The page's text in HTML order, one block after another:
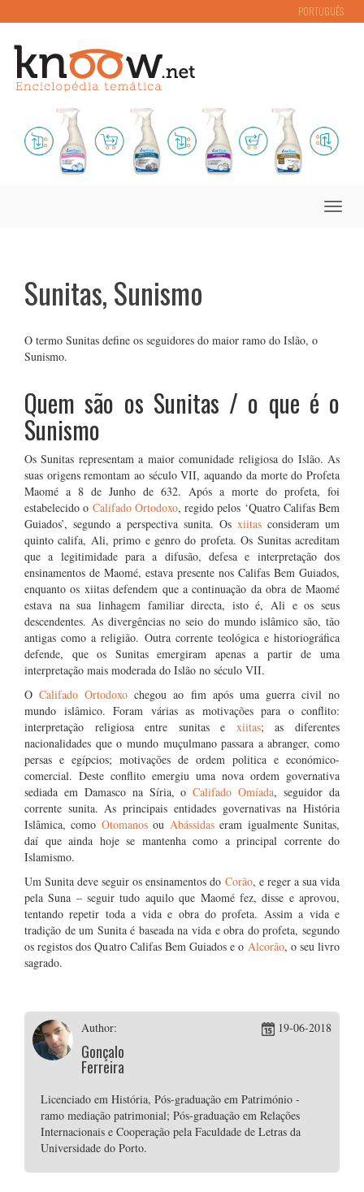
PORTUGUÊS
Toggle
Sunitas, Sunismo
O termo Sunitas define os seguidores do maior ramo do Islão, o
Sunismo.
Quem são os Sunitas / o que é o
Sunismo
Os Sunitas representam a maior comunidade religiosa do Islão. As
suas origens remontam ao século VII, aquando da morte do Profeta
Maomé a 8 de Junho de 632. Após a morte do profeta, foi
estabelecido o Califado Ortodoxo, regido pelos ‘Quatro Califas Bem
Guiados’, segundo a perspectiva sunita. Os xiitas consideram um
quinto califa, Ali, primo e genro do profeta. Os Sunitas acreditam
que a legitimidade para a difusão, defesa e interpretação dos
ensinamentos de Maomé, estava presente nos Califas Bem Guiados,
enquanto os xiitas defendem que a continuação da obra de Maomé
estava na sua linhagem familiar directa, isto é, Ali e os seus
descendentes. As divergências no seio do mundo islâmico são, tão
antigas como a religião. Outra corrente teológica e historiográfica
defende, que os Sunitas emergiram apenas a partir de uma
interpretação mais moderada do Islão no século VII.
OCalifado Ortodoxo chegou ao fim após uma guerra civil no
mundo islâmico. Foram várias as motivações para o conflito:
interpretação religiosa entre sunitas e xiitas; as diferentes
nacionalidades que o mundo muçulmano passara a abranger, como
persas e egípcios; motivações de ordem politica e económico-
comercial. Deste conflito emergiu uma nova ordem governativa
sediada em Damasco na Síria, oCalifado Omíada, seguidor da
corrente sunita. As principais entidades governativas na História
Islâmica, como Otomanosou Abássidaseram igualmente Sunitas,
daí que ainda hoje se mantenha como a principal corrente do
Islamismo.
Um Sunita deve seguir os ensinamentos do Corão, e reger a sua vida
pela Suna – seguir tudo aquilo que Maomé fez, disse e aprovou,
tentando repetir toda a vida e obra do profeta. Assim a vida e
tradição de um Sunita é baseada na vida e obra do profeta, segundo
os registos dos Quatro Califas Bem Guiados e o Alcorão, o seu livro
sagrado.
Author:
Gonçalo
Ferreira
19-06-2018
Licenciado em História, Pós-graduação em Património -
ramo mediação patrimonial; Pós-graduação em Relações
Internacionais e Cooperação pela Faculdade de Letras da
Universidade do Porto.